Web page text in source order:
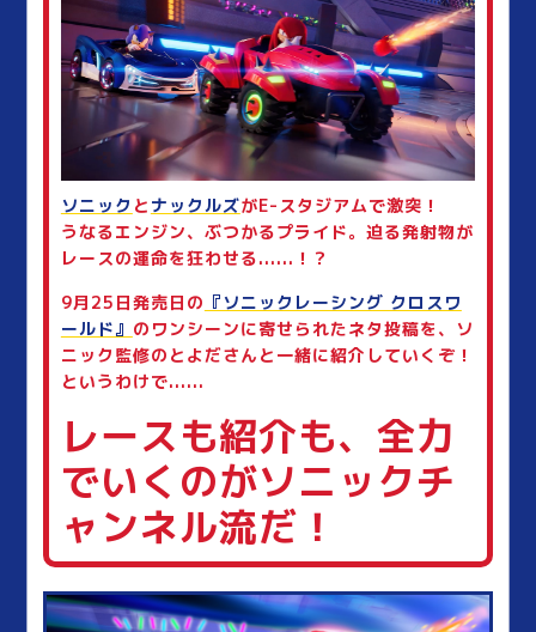
ソニック と ナックルズがE-スタジアムで激突！
うなるエンジン、ぶつかるプライド。迫る発射物が
レースの運命を狂わせる......！？
9月25日発売日の 『ソニックレーシング クロスワ
ールド』 のワンシーンに寄せられたネタ投稿を、ソ
ニック監修のとよださんと一緒に紹介していくぞ！
というわけで......
レースも紹介も、全力
でいくのがソニックチ
ャンネル流だ！